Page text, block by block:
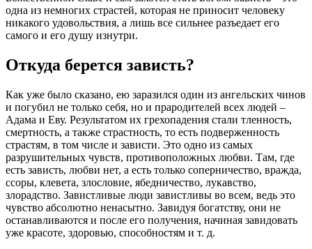
одна из немногих страстей, которая не приносит человеку
никакого удовольствия, а лишь все сильнее разъедает его
самого и его душу изнутри.
Откуда берется зависть?
Как уже было сказано, ею заразился один из ангельских чинов
и погубил не только себя, но и прародителей всех людей –
Адама и Еву. Результатом их грехопадения стали тленность,
смертность, а также страстность, то есть подверженность
страстям, в том числе и зависти. Это одно из самых
разрушительных чувств, противоположных любви. Там, где
есть зависть, любви нет, а есть только соперничество, вражда,
ссоры, клевета, злословие, ябедничество, лукавство,
злорадство. Завистливые люди завистливы во всем, ведь это
чувство абсолютно ненасытно. Завидуя богатству, они не
останавливаются и после его получения, начиная завидовать
уже красоте, здоровью, способностям и т. д.